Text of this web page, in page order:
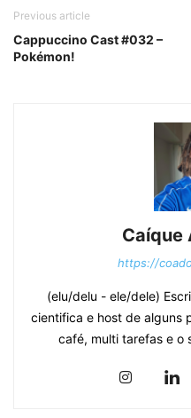
Previous article
Cappuccino Cast #032 –
Pokémon!
Caíque
https://
(elu/delu - ele/dele)
cientifica e host de alguns
café, multi tarefas e o